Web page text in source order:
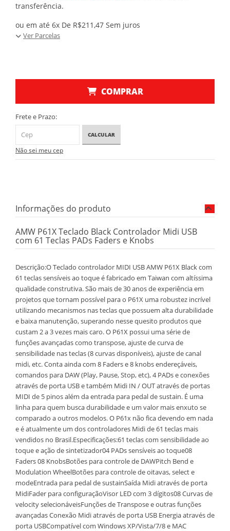
transferência.
ou em até 6x De R$211,47 Sem juros
Ver Parcelas
COMPRAR
Frete e Prazo:
CALCULAR
Não sei meu cep
Informações do produto
AMW P61X Teclado Black Controlador Midi USB
com 61 Teclas PADs Faders e Knobs
Descrição:O Teclado controlador MIDI USB AMW P61X Black com
61 teclas sensíveis ao toque é fabricado em Taiwan com altíssima
qualidade construtiva. São mais de 30 anos de experiência em
projetos que tornam possível para o P61X uma robustez incrível
utilizando mecanismos nas teclas que possuem alta durabilidade
e baixa manutenção, superando nesse quesito produtos que
custam 2 a 3 vezes mais caro. O P61X possui uma série de
funções avançadas como transpose, ajuste de curva de
sensibilidade nas teclas (8 curvas disponíveis), ajuste de canal
midi, etc. Conta ainda com 8 Faders e 8 knobs endereçáveis,
comandos para DAW (Play, Pause, Stop, etc), 4 PADs e conexões
através de porta USB e também Midi IN / OUT através de portas
MIDI de 5 pinos além da entrada para pedal de sustain. É uma
linha para quem busca durabilidade e um valor mais enxuto se
comparado a outros modelos. O P61x não fica devendo em nada
e é atualmente um dos controladores Midi de 61 teclas mais
vendidos no Brasil.Especificações:61 teclas com sensibilidade ao
toque e ação de sintetizador04 PADs sensíveis ao toque08
Faders 08 KnobsBotões para controle de DAWPitch Bend e
Modulation WheelBotões para controle de oitavas, select e
modeEntrada para pedal de sustainSaída Midi através de porta
MidiFader para configuraçãoVisor LED com 3 dígitos08 Curvas de
velocity selecionáveisFunções de Transpose e outras funções
avançadas Conexão Midi através de porta USB Energia através de
porta USBCompatível com Windows XP/Vista/7/8 e MAC